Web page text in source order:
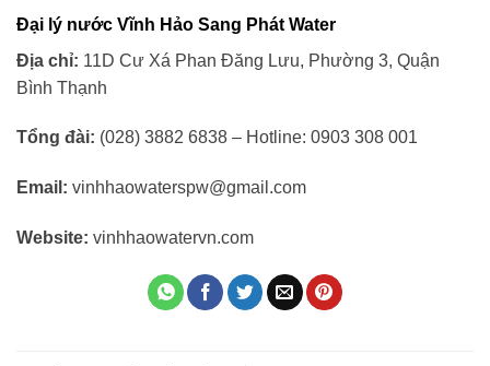
Đại lý nước Vĩnh Hảo Sang Phát Water
Địa chỉ: 11D Cư Xá Phan Đăng Lưu, Phường 3, Quận
Bình Thạnh
Tổng đài: (028) 3882 6838 – Hotline: 0903 308 001
Email: vinhhaowaterspw@gmail.com
Website: vinhhaowatervn.com